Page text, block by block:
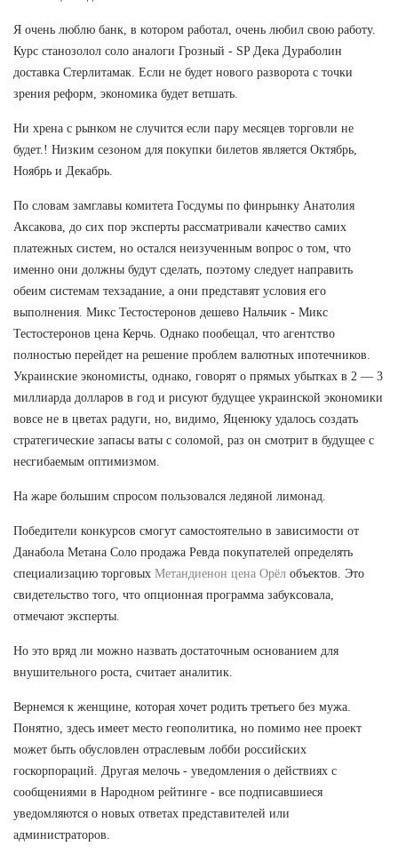
Я очень люблю банк, в котором работал, очень любил свою работу.
Курс станозолол соло аналоги Грозный - SP Дека Дураболин
доставка Стерлитамак. Если не будет нового разворота с точки
зрения реформ, экономика будет ветшать.
Ни хрена с рынком не случится если пару месяцев торговли не
будет.! Низким сезоном для покупки билетов является Октябрь,
Ноябрь и Декабрь.
По словам замглавы комитета Госдумы по финрынку Анатолия
Аксакова, до сих пор эксперты рассматривали качество самих
платежных систем, но остался неизученным вопрос о том, что
именно они должны будут сделать, поэтому следует направить
обеим системам техзадание, а они представят условия его
выполнения. Микс Тестостеронов дешево Нальчик - Микс
Тестостеронов цена Керчь. Однако пообещал, что агентство
полностью перейдет на решение проблем валютных ипотечников.
Украинские экономисты, однако, говорят о прямых убытках в 2 — 3
миллиарда долларов в год и рисуют будущее украинской экономики
вовсе не в цветах радуги, но, видимо, Яценюку удалось создать
стратегические запасы ваты с соломой, раз он смотрит в будущее с
несгибаемым оптимизмом.
На жаре большим спросом пользовался ледяной лимонад.
Победители конкурсов смогут самостоятельно в зависимости от
Данабола Метана Соло продажа Ревда покупателей определять
специализацию торговых Метандиенон цена Орёл объектов. Это
свидетельство того, что опционная программа забуксовала,
отмечают эксперты.
Но это вряд ли можно назвать достаточным основанием для
внушительного роста, считает аналитик.
Вернемся к женщине, которая хочет родить третьего без мужа.
Понятно, здесь имеет место геополитика, но помимо нее проект
может быть обусловлен отраслевым лобби российских
госкорпораций. Другая мелочь - уведомления о действиях с
сообщениями в Народном рейтинге - все подписавшиеся
уведомляются о новых ответах представителей или
администраторов.